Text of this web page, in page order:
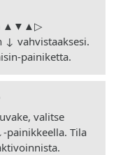
▲▼▲▷
↓ vahvistaaksesi.
painiketta.
valitse
painikkeella. Tila